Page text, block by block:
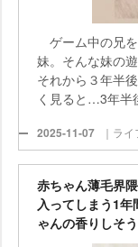
ゲーム中の兄
妹。そんな妹の
それから３年半
く見ると…3年半
2025-11-07 ｜ライ
赤ちゃん薄毛界
入ってしまう1年
ゃんの香りしそう